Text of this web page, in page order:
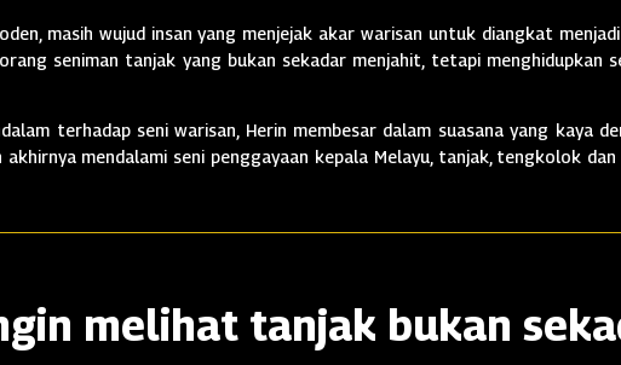
masih wujud insan yang menjejak akar warisan untuk diangkat
seniman tanjak yang bukan sekadar menjahit, tetapi menghidupkan
terhadap seni warisan, Herin membesar dalam suasana yang kaya
akhirnya mendalami seni penggayaan kepala Melayu, tanjak, tengkolok
melihat tanjak bukan